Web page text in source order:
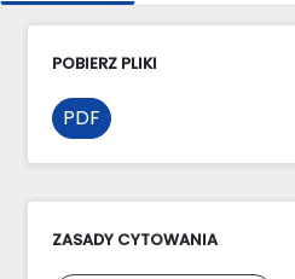
POBIERZ PLIKI
PDF
ZASADY CYTOWANIA